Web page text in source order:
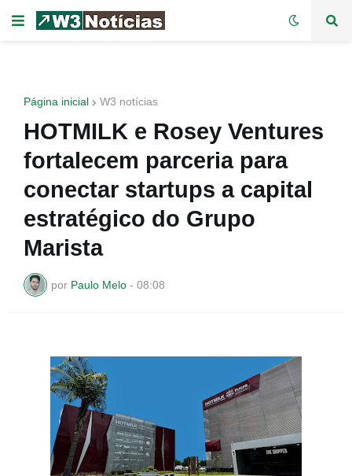
Página inicial W3 notícias
HOTMILK e Rosey Ventures
fortalecem parceria para
conectar startups a capital
estratégico do Grupo
Marista
por Paulo Melo - 08:08